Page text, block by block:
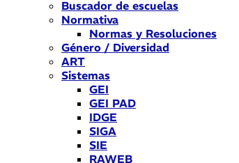
Buscador de escuelas
Normativa
Normas y Resoluciones
Género / Diversidad
ART
Sistemas
GEI
GEI PAD
IDGE
SIGA
SIE
RAWEB